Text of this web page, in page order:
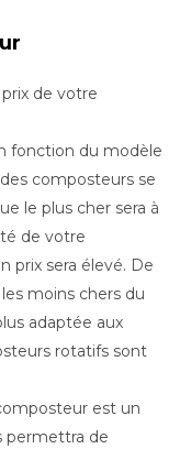
prix de votre
fonction du modèle
composteurs se
le plus cher sera à
de votre
prix sera élevé. De
moins chers du
adaptée aux
rotatifs sont
est un
permettra de